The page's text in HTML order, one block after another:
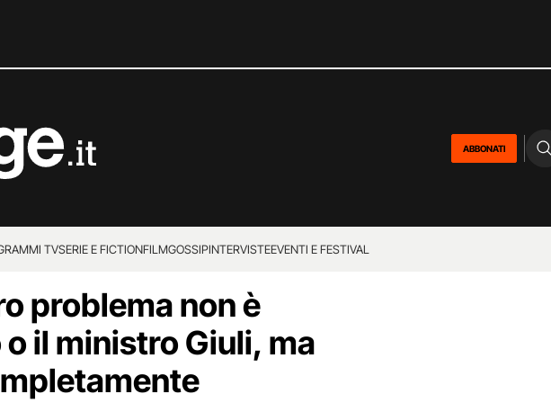
ABBONATI
TVSERIE E FICTIONFILMGOSSIPINTERVISTEEVENTI E FESTIVAL
problema non è
o il ministro Giuli, ma